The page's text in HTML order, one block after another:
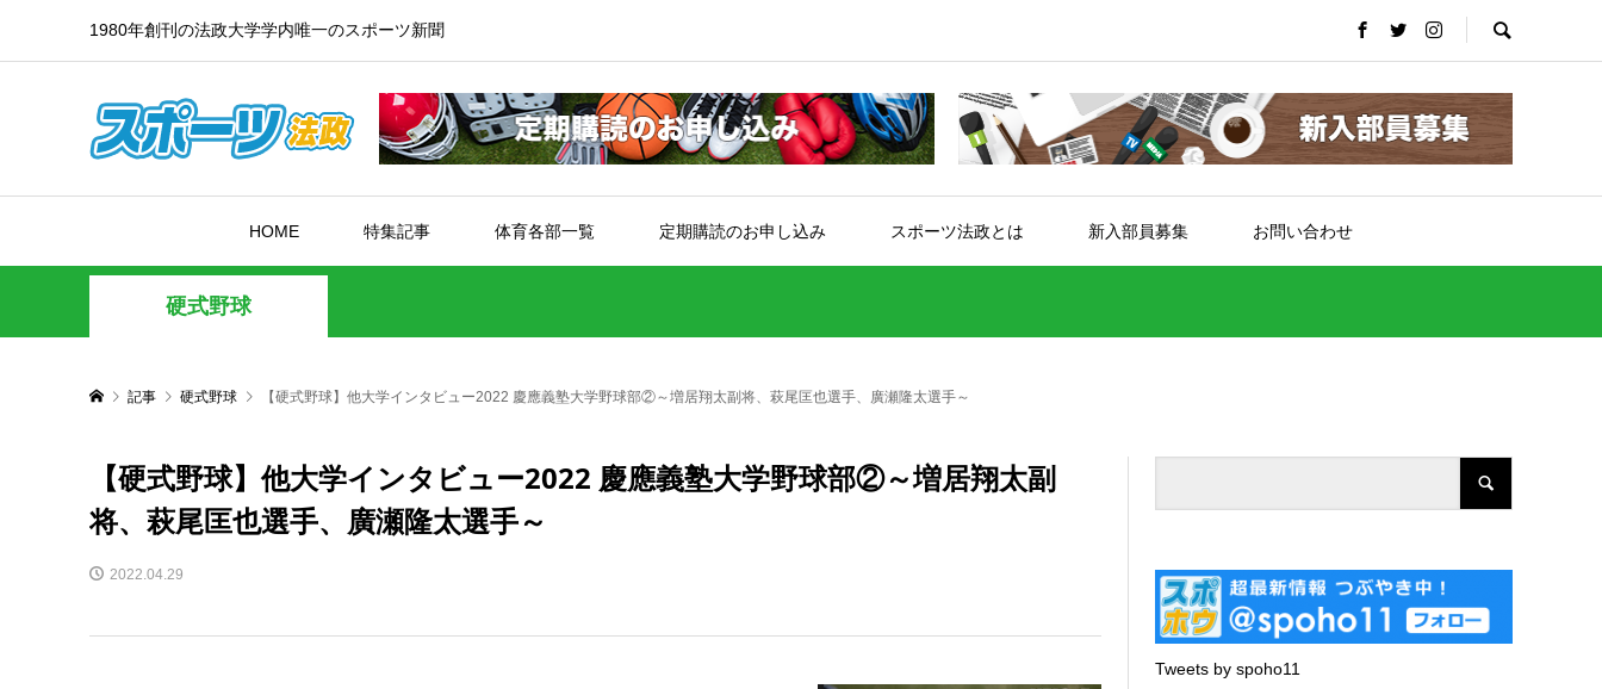
1980年創刊の法政大学学内唯一のスポーツ新聞
HOME 特集記事 体育各部一覧 定期購読のお申し込み スポーツ法政とは 新入部員募集 お問い合わせ
硬式野球
記事 硬式野球 【硬式野球】他大学インタビュー2022 慶應義塾大学野球部②～増居翔太副将、萩尾匡也選手、廣瀬隆太選手～
【硬式野球】他大学インタビュー2022 慶應義塾大学野球部②～増居翔太副
将、萩尾匡也選手、廣瀬隆太選手～
2022.04.29
Tweets by spoho11